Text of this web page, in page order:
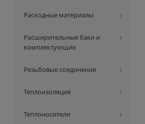
Расходные материалы
Расширительные баки и
комплектующие
Резьбовые соединения
Теплоизоляция
Теплоносители